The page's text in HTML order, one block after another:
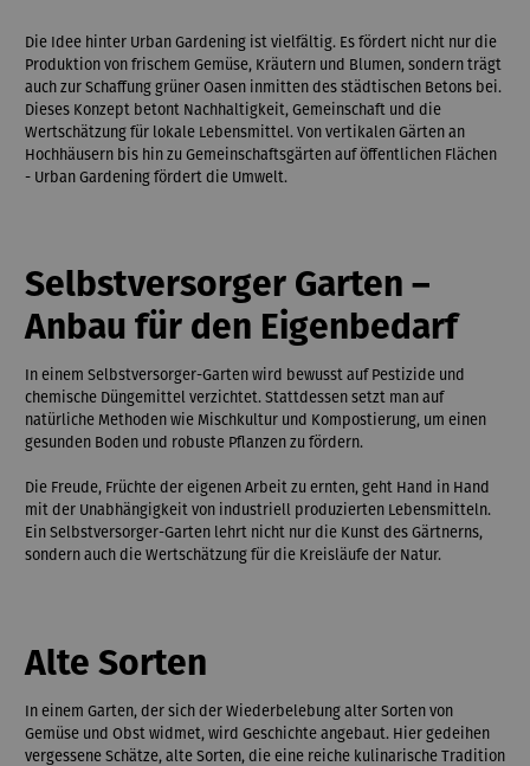
Die Idee hinter Urban Gardening ist vielfältig. Es fördert nicht nur die
Produktion von frischem Gemüse, Kräutern und Blumen, sondern trägt
auch zur Schaffung grüner Oasen inmitten des städtischen Betons bei.
Dieses Konzept betont Nachhaltigkeit, Gemeinschaft und die
Wertschätzung für lokale Lebensmittel. Von vertikalen Gärten an
Hochhäusern bis hin zu Gemeinschaftsgärten auf öffentlichen Flächen
- Urban Gardening fördert die Umwelt.
Selbstversorger Garten –
Anbau für den Eigenbedarf
In einem Selbstversorger-Garten wird bewusst auf Pestizide und
chemische Düngemittel verzichtet. Stattdessen setzt man auf
natürliche Methoden wie Mischkultur und Kompostierung, um einen
gesunden Boden und robuste Pflanzen zu fördern.
Die Freude, Früchte der eigenen Arbeit zu ernten, geht Hand in Hand
mit der Unabhängigkeit von industriell produzierten Lebensmitteln.
Ein Selbstversorger-Garten lehrt nicht nur die Kunst des Gärtnerns,
sondern auch die Wertschätzung für die Kreisläufe der Natur.
Alte Sorten
In einem Garten, der sich der Wiederbelebung alter Sorten von
Gemüse und Obst widmet, wird Geschichte angebaut. Hier gedeihen
vergessene Schätze, alte Sorten, die eine reiche kulinarische Tradition